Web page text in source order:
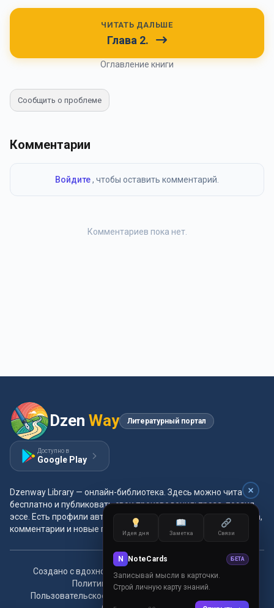
ЧИТАТЬ ДАЛЬШЕ
Глава 2.
Оглавление книги
Сообщить о проблеме
Комментарии
Войдите, чтобы оставить комментарий.
Комментариев пока нет.
Dzen Way Литературный портал
Доступно в
Google Play
Dzenway Library — онлайн-библиотека. Здесь можно читать
бесплатно и публиковать свои произведения: проза, поэзия,
эссе. Есть профили авторов, жанры и метки, удобная читалка,
комментарии и новые главы каждый день.
Создано с вдохновением для читателей и авторов.
Политика конфиденциальности
Пользовательское соглашение
Идея дня Заметка Связи
N NoteCards БЕТА
Записывай мысли в карточки.
Строй личную карту знаний.